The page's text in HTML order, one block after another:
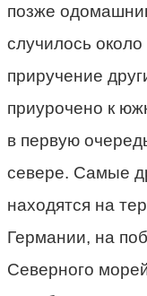
позже
случилось
приручение
приурочено к
в первую
севере. Самые
находятся на
Германии, на
Северного